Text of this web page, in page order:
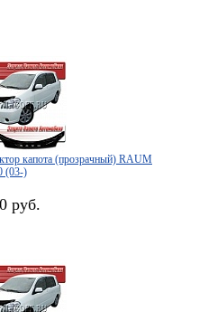
капота (прозрачный) RAUM
(03-)
руб.